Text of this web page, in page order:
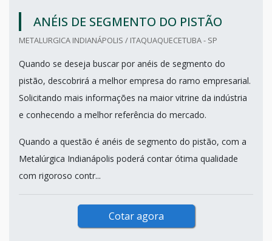
ANÉIS DE SEGMENTO DO PISTÃO
METALURGICA INDIANÁPOLIS / ITAQUAQUECETUBA - SP
Quando se deseja buscar por anéis de segmento do
pistão, descobrirá a melhor empresa do ramo empresarial.
Solicitando mais informações na maior vitrine da indústria
e conhecendo a melhor referência do mercado.
Quando a questão é anéis de segmento do pistão, com a
Metalúrgica Indianápolis poderá contar ótima qualidade
com rigoroso contr...
Cotar agora